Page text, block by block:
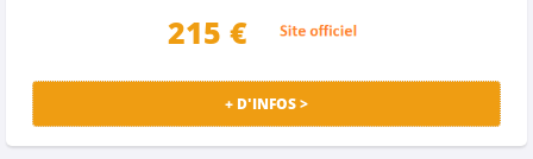
215 €
+ D'INFOS >